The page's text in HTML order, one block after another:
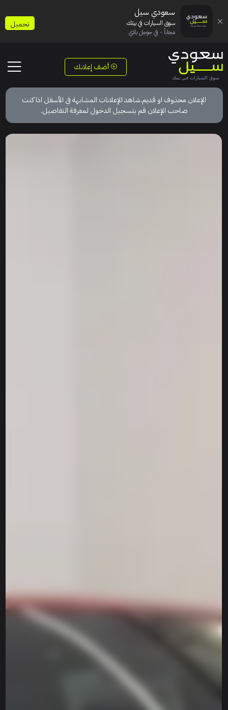
أضف إعلانك
الإعلان محذوف او قديم.شاهد الإعلانات المشابهة في الأسفل اذا كنت
صاحب الإعلان قم بتسجيل الدخول لمعرفة التفاصيل.
سعودي سيل
سوق السيارات في بيتك
مجاناً - في جوجل بلاي
تحميل